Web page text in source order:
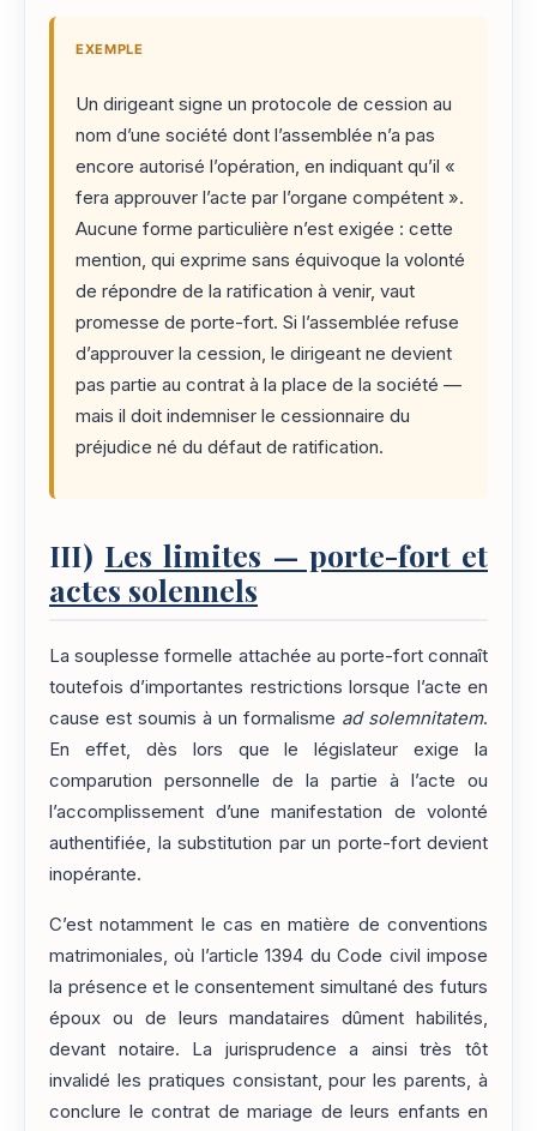
EXEMPLE
Un dirigeant signe un protocole de cession au
nom d’une société dont l’assemblée n’a pas
encore autorisé l’opération, en indiquant qu’il «
fera approuver l’acte par l’organe compétent ».
Aucune forme particulière n’est exigée : cette
mention, qui exprime sans équivoque la volonté
de répondre de la ratification à venir, vaut
promesse de porte-fort. Si l’assemblée refuse
d’approuver la cession, le dirigeant ne devient
pas partie au contrat à la place de la société —
mais il doit indemniser le cessionnaire du
préjudice né du défaut de ratification.
III) Les limites — porte-fort et
actes solennels
La souplesse formelle attachée au porte-fort connaît
toutefois d’importantes restrictions lorsque l’acte en
cause est soumis à un formalisme ad solemnitatem.
En effet, dès lors que le législateur exige la
comparution personnelle de la partie à l’acte ou
l’accomplissement d’une manifestation de volonté
authentifiée, la substitution par un porte-fort devient
inopérante.
C’est notamment le cas en matière de conventions
matrimoniales, où l’article 1394 du Code civil impose
la présence et le consentement simultané des futurs
époux ou de leurs mandataires dûment habilités,
devant notaire. La jurisprudence a ainsi très tôt
invalidé les pratiques consistant, pour les parents, à
conclure le contrat de mariage de leurs enfants en